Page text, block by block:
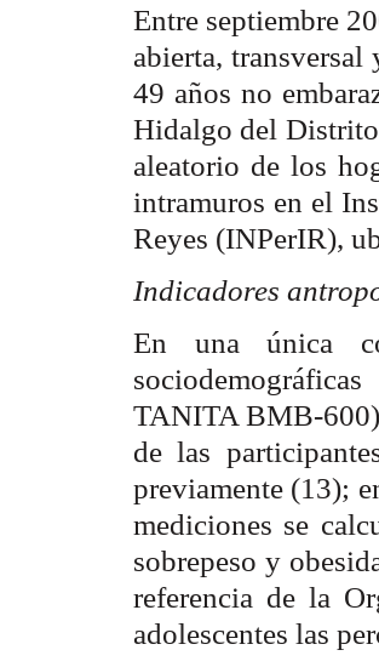
Entre septiembre
abierta,
49 años no
Hidalgo del Distrito
aleatorio de los
intramuros en el
Reyes (INPerIR),
Indicadores
En una única
TANITA BMB-
de las
previamente (13);
mediciones se
sobrepeso y
referencia de la
adolescentes las